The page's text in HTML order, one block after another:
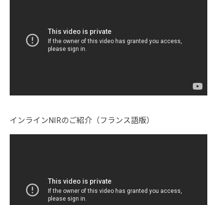
インラインNIRのご紹介（フランス語版）